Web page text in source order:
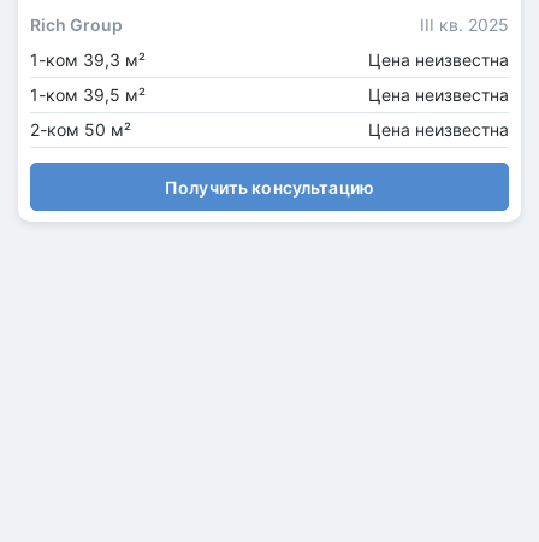
Rich Group
III кв. 2025
1-ком 39,3 м²
Цена неизвестна
1-ком 39,5 м²
Цена неизвестна
2-ком 50 м²
Цена неизвестна
Получить консультацию